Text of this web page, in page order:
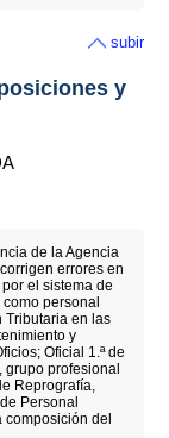
subir
y
de la Agencia
errores en
el sistema de
personal
Tributaria en las
y
Oficial 1.ª de
grupo profesional
Reprografía,
Personal
composición del